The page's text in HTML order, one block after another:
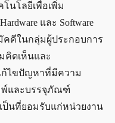
นโลยีเพื่อเพิ่ม
และ Software
คีในกลุ่มผู้ประกอบการ
คิดเห็นและ
ไขปัญหาที่มีความ
พ์และบรรจุภัณฑ์
ป็นที่ยอมรับแก่หน่วยงาน